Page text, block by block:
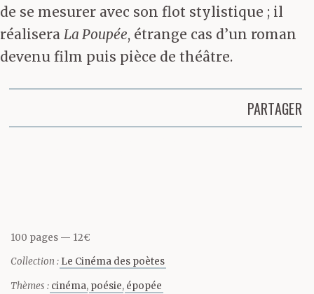
de se mesurer avec son flot stylistique ; il
réalisera La Poupée, étrange cas d’un roman
devenu film puis pièce de théâtre.
PARTAGER
100 pages 12€
Collection : Le Cinéma des poètes
Thèmes : cinéma poésie épopée